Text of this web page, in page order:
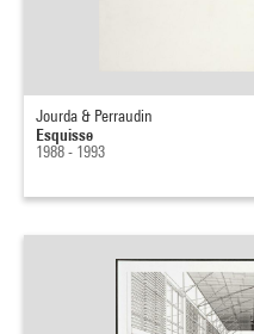
Jourda & Perraudin
Esquisse
1988 - 1993